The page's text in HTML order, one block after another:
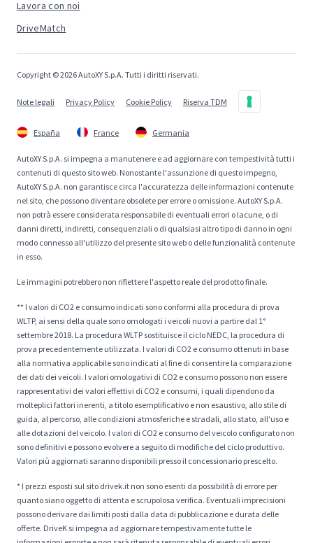
Lavora con noi
DriveMatch
Copyright © 2026 AutoXY S.p.A. Tutti i diritti riservati.
Note legali Privacy Policy Cookie Policy Riserva TDM
España France Germania
AutoXY S.p.A. si impegna a manutenere e ad aggiornare con tempestività tutti i
contenuti di questo sito web. Nonostante l'assunzione di questo impegno,
AutoXY S.p.A. non garantisce circa l'accuratezza delle informazioni contenute
nel sito, che possono diventare obsolete per errore o omissione. AutoXY S.p.A.
non potrà essere considerata responsabile di eventuali errori o lacune, o di
danni diretti, indiretti, consequenziali o di qualsiasi altro tipo di danno in ogni
modo connesso all'utilizzo del presente sito web o delle funzionalità contenute
in esso.
Le immagini potrebbero non riflettere l'aspetto reale del prodotto finale.
** I valori di CO2 e consumo indicati sono conformi alla procedura di prova
WLTP, ai sensi della quale sono omologati i veicoli nuovi a partire dal 1°
settembre 2018. La procedura WLTP sostituisce il ciclo NEDC, la procedura di
prova precedentemente utilizzata. I valori di CO2 e consumo ottenuti in base
alla normativa applicabile sono indicati al fine di consentire la comparazione
dei dati dei veicoli. I valori omologativi di CO2 e consumo possono non essere
rappresentativi dei valori effettivi di CO2 e consumi, i quali dipendono da
molteplici fattori inerenti, a titolo esemplificativo e non esaustivo, allo stile di
guida, al percorso, alle condizioni atmosferiche e stradali, allo stato, all'uso e
alle dotazioni del veicolo. I valori di CO2 e consumo del veicolo configurato non
sono definitivi e possono evolvere a seguito di modifiche del ciclo produttivo.
Valori più aggiornati saranno disponibili presso il concessionario prescelto.
* I prezzi esposti sul sito drivek.it non sono esenti da possibilità di errore per
quanto siano oggetto di attenta e scrupolosa verifica. Eventuali imprecisioni
possono derivare dai limiti posti dalla data di pubblicazione e durata delle
offerte. DriveK si impegna ad aggiornare tempestivamente tutte le